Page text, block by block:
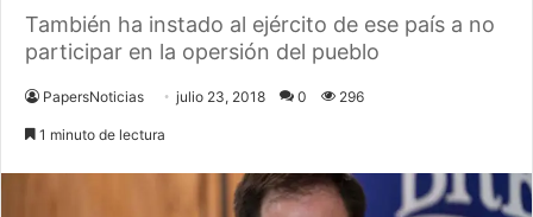
También ha instado al ejército de ese país a no
participar en la opersión del pueblo
PapersNoticias julio 23, 2018 0 296
1 minuto de lectura